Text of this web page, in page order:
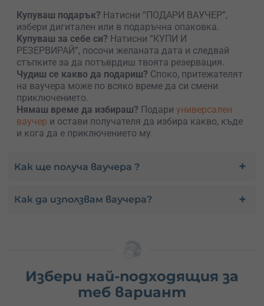
Купуваш подарък? Натисни “ПОДАРИ ВАУЧЕР”,
избери дигитален или в подаръчна опаковка.
Kупуваш за себе си? Натисни “КУПИ И
РЕЗЕРВИРАЙ”, посочи желаната дата и следвай
стъпките за да потъврдиш твоята резервация.
Чудиш се какво да подариш? Споко, притежателят
на ваучера може по всяко време да си смени
приключението.
Нямаш време да избираш? Подари универсален
ваучер и остави получателя да избира какво, къде
и кога да е приключението му.
Как ще получа ваучера ?
Как да използвам ваучера?
Избери най-подходящия за
теб вариант